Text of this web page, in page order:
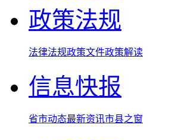
政策法规
法律法规政策文件政策解读
信息快报
省市动态最新资讯市县之窗